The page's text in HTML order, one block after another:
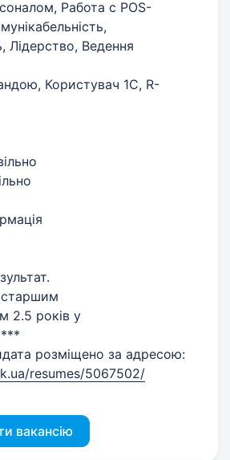
Работа с POS-
Лідерство, Ведення
Користувач 1С, R-
старшим
2.5 років у
розміщено за адресою:
resumes/5067502/
вакансію